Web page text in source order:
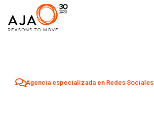
Agencia especializada en Redes Sociales